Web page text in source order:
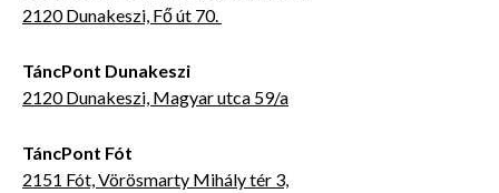
2120 Dunakeszi, Fő út 70.
TáncPont Dunakeszi
2120 Dunakeszi, Magyar utca 59/a
TáncPont Fót
2151 Fót, Vörösmarty Mihály tér 3,